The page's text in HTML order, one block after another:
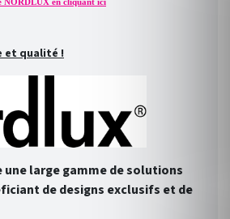
et qualité !
large gamme de solutions
de designs exclusifs et de